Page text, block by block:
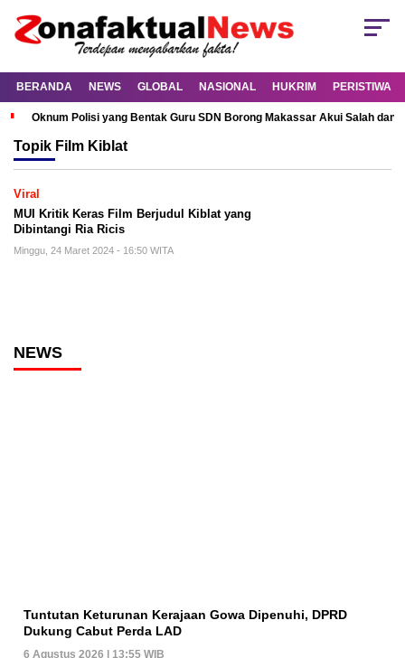
BERANDA NEWS GLOBAL NASIONAL HUKRIM PERISTIWA
Oknum Polisi yang Bentak Guru SDN Borong Makassar Akui Salah dan
Topik Film Kiblat
Viral
MUI Kritik Keras Film Berjudul Kiblat yang
Dibintangi Ria Ricis
Minggu, 24 Maret 2024 - 16:50 WITA
NEWS
Tuntutan Keturunan Kerajaan Gowa Dipenuhi, DPRD
Dukung Cabut Perda LAD
6 Agustus 2026 | 13:55 WIB